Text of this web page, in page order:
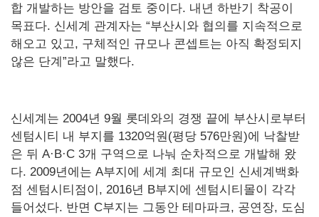
합 개발하는 방안을 검토 중이다. 내년 하반기 착공이
목표다. 신세계 관계자는 “부산시와 협의를 지속적으로
해오고 있고, 구체적인 규모나 콘셉트는 아직 확정되지
않은 단계”라고 말했다.
신세계는 2004년 9월 롯데와의 경쟁 끝에 부산시로부터
센텀시티 내 부지를 1320억원(평당 576만원)에 낙찰받
은 뒤 A·B·C 3개 구역으로 나눠 순차적으로 개발해 왔
다. 2009년에는 A부지에 세계 최대 규모인 신세계백화
점 센텀시티점이, 2016년 B부지에 센텀시티몰이 각각
들어섰다. 반면 C부지는 그동안 테마파크, 공연장, 도심